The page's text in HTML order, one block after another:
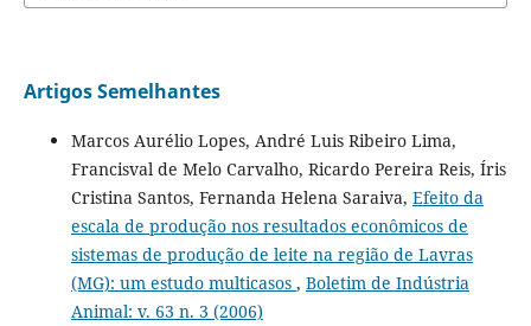
Artigos Semelhantes
Marcos Aurélio Lopes, André Luis Ribeiro Lima,
Francisval de Melo Carvalho, Ricardo Pereira Reis, Íris
Cristina Santos, Fernanda Helena Saraiva, Efeito da
escala de produção nos resultados econômicos de
sistemas de produção de leite na região de Lavras
(MG): um estudo multicasos , Boletim de Indústria
Animal: v. 63 n. 3 (2006)